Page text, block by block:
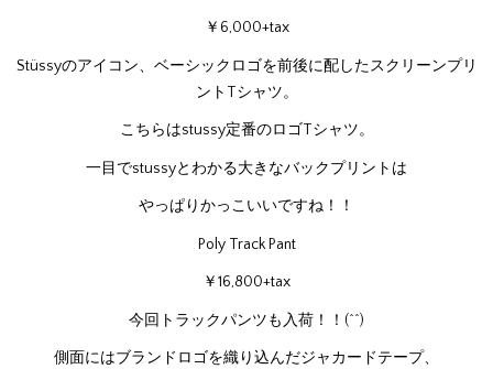
￥6,000+tax
Stüssyのアイコン、ベーシックロゴを前後に配したスクリーンプリ
ントTシャツ。
こちらはstussy定番のロゴTシャツ。
一目でstussyとわかる大きなバックプリントは
やっぱりかっこいいですね！！
Poly Track Pant
￥16,800+tax
今回トラックパンツも入荷！！(^^)
側面にはブランドロゴを織り込んだジャカードテープ、